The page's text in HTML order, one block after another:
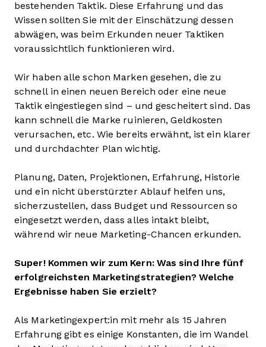
bestehenden Taktik. Diese Erfahrung und das
Wissen sollten Sie mit der Einschätzung dessen
abwägen, was beim Erkunden neuer Taktiken
voraussichtlich funktionieren wird.
Wir haben alle schon Marken gesehen, die zu
schnell in einen neuen Bereich oder eine neue
Taktik eingestiegen sind – und gescheitert sind. Das
kann schnell die Marke ruinieren, Geldkosten
verursachen, etc. Wie bereits erwähnt, ist ein klarer
und durchdachter Plan wichtig.
Planung, Daten, Projektionen, Erfahrung, Historie
und ein nicht überstürzter Ablauf helfen uns,
sicherzustellen, dass Budget und Ressourcen so
eingesetzt werden, dass alles intakt bleibt,
während wir neue Marketing-Chancen erkunden.
Super! Kommen wir zum Kern: Was sind Ihre fünf
erfolgreichsten Marketingstrategien? Welche
Ergebnisse haben Sie erzielt?
Als Marketingexpert:in mit mehr als 15 Jahren
Erfahrung gibt es einige Konstanten, die im Wandel